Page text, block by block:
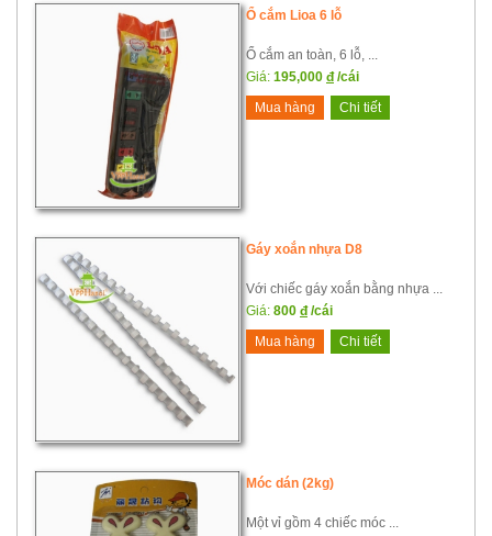
Ổ cắm Lioa 6 lỗ
Ổ cắm an toàn, 6 lỗ, ...
Giá: 195,000 đ /cái
Mua hàng
Chi tiết
Gáy xoắn nhựa D8
Với chiếc gáy xoắn bằng nhựa ...
Giá: 800 đ /cái
Mua hàng
Chi tiết
Móc dán (2kg)
Một vỉ gồm 4 chiếc móc ...